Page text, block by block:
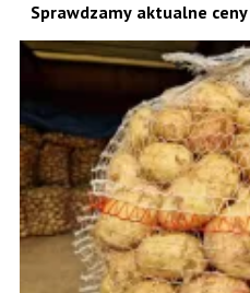
Sprawdzamy aktualne